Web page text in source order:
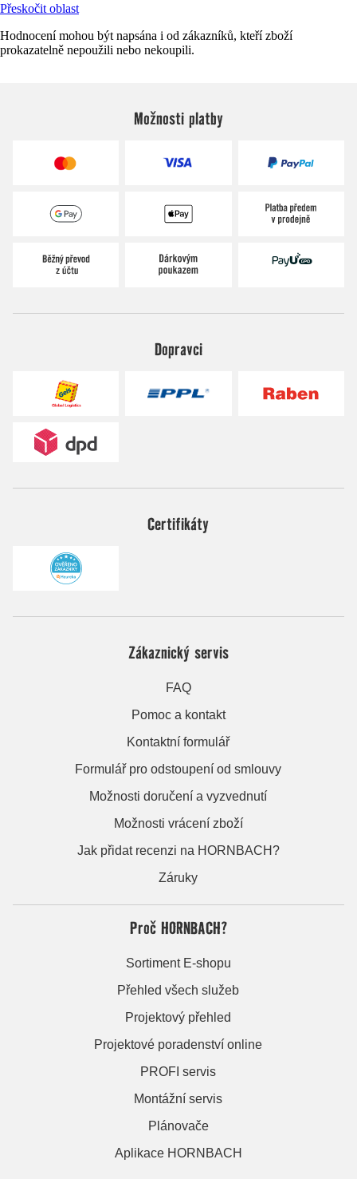
Přeskočit oblast
Hodnocení mohou být napsána i od zákazníků, kteří zboží
prokazatelně nepoužili nebo nekoupili.
Možnosti platby
Dopravci
Certifikáty
Zákaznický servis
FAQ
Pomoc a kontakt
Kontaktní formulář
Formulář pro odstoupení od smlouvy
Možnosti doručení a vyzvednutí
Možnosti vrácení zboží
Jak přidat recenzi na HORNBACH?
Záruky
Proč HORNBACH?
Sortiment E-shopu
Přehled všech služeb
Projektový přehled
Projektové poradenství online
PROFI servis
Montážní servis
Plánovače
Aplikace HORNBACH